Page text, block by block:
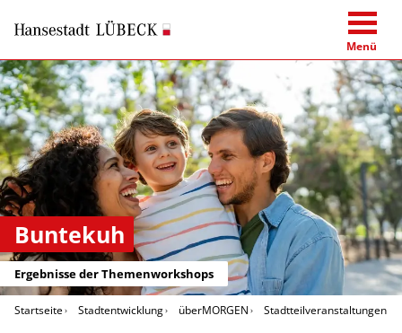
Menü
Buntekuh
Ergebnisse der Themenworkshops
Startseite Stadtentwicklung überMORGEN Stadtteilveranstaltungen